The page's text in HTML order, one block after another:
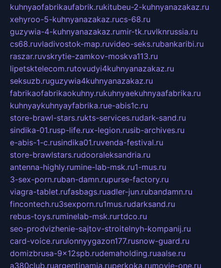
kuhnyaofabrikaufabrik.rukitubeu-2-kuhnyanazakaz.ru
xehyroo-5-kuhnyanazakaz.rucs-68.ru
guzywia-4-kuhnyanazakaz.rumir-tk.ruvlknrussia.ru
cs68.ruvladivostok-map.ruvideo-seks.rubankaribi.ru
raszar.ruvskrytie-zamkov-moskva113.ru
lipetsktelecom.rutovudyi4kuhnyanazakaz.ru
seksuzb.ruguzywia4kuhnyanazakaz.ru
fabrikaofabrikaokuhny.rukuhnyaekuhnyaafabrika.ru
kuhnyaykuhnyayfabrika.rue-abis1c.ru
store-brawl-stars.rukts-services.rudark-sand.ru
sindika-01.rusp-life.rux-legion.rusib-archives.ru
e-abis-1-c.rusindika01.ruvenda-festival.ru
store-brawlstars.rudooraleksandria.ru
antenna-highly.rumine-lab-msk.ru1-mus.ru
3-sex-porn.ruban-damn.rupurse-factory.ru
viagra-tablet.rufasbags.ruadler-jun.rubandamn.ru
fincontech.ru3sexporn.ru1mus.rudarksand.ru
rebus-toys.ruminelab-msk.rurtdco.ru
seo-prodvizhenie-sajtov-stroitelnyh-kompanij.ru
card-voice.rurulonnyygazon177.rusnow-guard.ru
domizbrusa-9x12spb.rudemaholding.ruaalse.ru
a380club.ruargentinamia.ruperkoka.rumovie-one.ru